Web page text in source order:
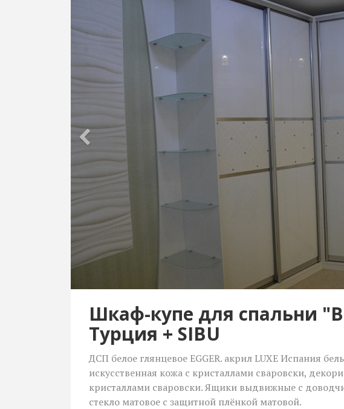
Шкаф-купе для спальни
Турция + SIBU
ДСП белое глянцевое EGGER. акрил LUXE Испания
искусственная кожа с кристаллами сваровски,
кристаллами сваровски. Ящики выдвижные с
стекло матовое с защитной плёнкой матовой.